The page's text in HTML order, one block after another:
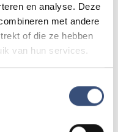
en analyse. Deze
met andere
of die ze hebben
van hun services.
bij Houten Kaap